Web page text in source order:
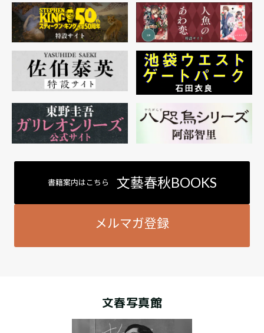
書籍案内はこちら 文藝春秋BOOKS
メルマガ登録
文春写真館